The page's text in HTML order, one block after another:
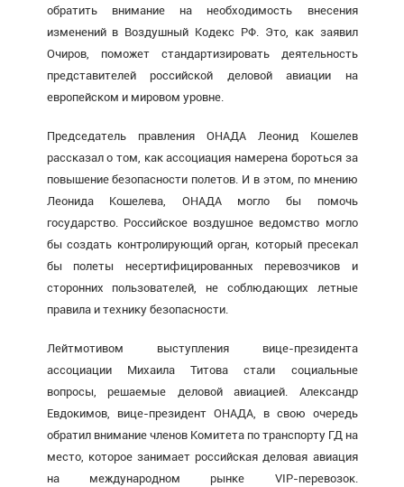
обратить внимание на необходимость внесения
изменений в Воздушный Кодекс РФ. Это, как заявил
Очиров, поможет стандартизировать деятельность
представителей российской деловой авиации на
европейском и мировом уровне.
Председатель правления ОНАДА Леонид Кошелев
рассказал о том, как ассоциация намерена бороться за
повышение безопасности полетов. И в этом, по мнению
Леонида Кошелева, ОНАДА могло бы помочь
государство. Российское воздушное ведомство могло
бы создать контролирующий орган, который пресекал
бы полеты несертифицированных перевозчиков и
сторонних пользователей, не соблюдающих летные
правила и технику безопасности.
Лейтмотивом выступления вице-президента
ассоциации Михаила Титова стали социальные
вопросы, решаемые деловой авиацией. Александр
Евдокимов, вице-президент ОНАДА, в свою очередь
обратил внимание членов Комитета по транспорту ГД на
место, которое занимает российская деловая авиация
на международном рынке VIP-перевозок.